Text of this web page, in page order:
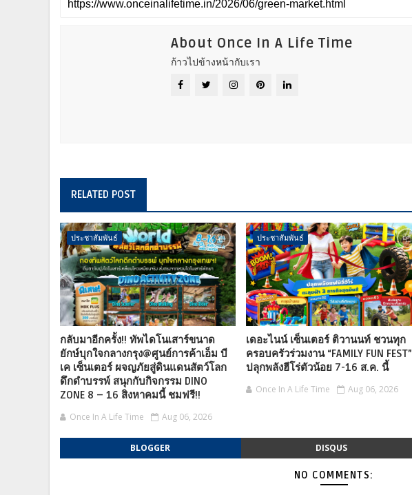
About Once In A Life Time
ก้าวไปข้างหน้ากับเรา
RELATED POST
ประชาสัมพันธ์
กลับมาอีกครั้ง!! ทัพไดโนเสาร์ขนาด
ยักษ์บุกใจกลางกรุง@ศูนย์การค้าเอ็ม บี
เค เซ็นเตอร์ ผจญภัยสู่ดินแดนสัตว์โลก
ดึกดำบรรพ์ สนุกกับกิจกรรม DINO
ZONE 8 – 16 สิงหาคมนี้ ชมฟรี!!
Once In A Life Time Aug 06, 2026
ประชาสัมพันธ์
เดอะไนน์ เซ็นเตอร์ ติวานนท์ ชวนทุก
ครอบครัวร่วมงาน “FAMILY FUN FEST”
ปลุกพลังฮีโร่ตัวน้อย 7-16 ส.ค. นี้
Once In A Life Time Aug 06, 2026
BLOGGER DISQUS
NO COMMENTS: